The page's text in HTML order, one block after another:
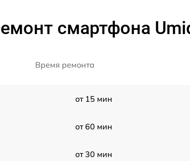
смартфона
Время ремонта
от 15 мин
от 60 мин
от 30 мин